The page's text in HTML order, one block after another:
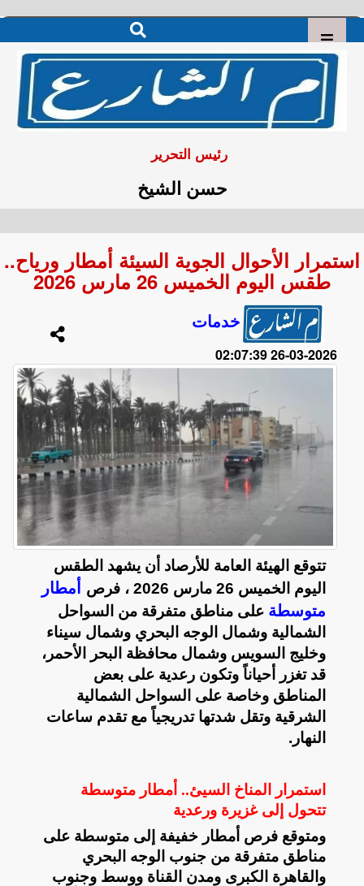
رئيس التحرير
حسن الشيخ
استمرار الأحوال الجوية السيئة أمطار ورياح..
طقس اليوم الخميس 26 مارس 2026
خدمات
2026-03-26 02:07:39
تتوقع الهيئة العامة للأرصاد أن يشهد الطقس
اليوم الخميس 26 مارس 2026 ، ​فرص
أمطار
متوسطة على مناطق متفرقة من السواحل
الشمالية وشمال الوجه البحري وشمال سيناء
وخليج السويس وشمال محافظة البحر الأحمر،
قد تغزر أحياناً وتكون رعدية على بعض
المناطق وخاصة على السواحل الشمالية
الشرقية وتقل شدتها تدريجياً مع تقدم ساعات
النهار.
استمرار المناخ السيئ.. أمطار متوسطة
تتحول إلى غزيرة ورعدية
ومتوقع ​فرص أمطار خفيفة إلى متوسطة على
مناطق متفرقة من جنوب الوجه البحري
والقاهرة الكبرى ومدن القناة ووسط وجنوب